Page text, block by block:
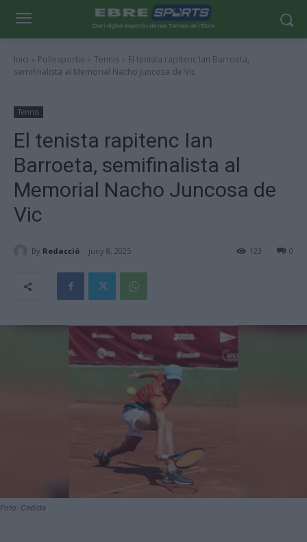
Inici Poliesportiu Tennis
El tenista rapitenc Ian Barroeta,
semifinalista al Memorial Nacho Juncosa de Vic
Tennis
El tenista rapitenc Ian
Barroeta, semifinalista al
Memorial Nacho Juncosa de
Vic
By Redacció juny 8, 2025 0
123
Foto: Cedida